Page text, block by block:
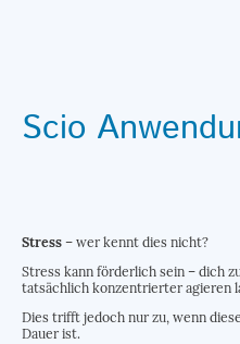
Scio
Stress – wer kennt dies nicht?
Stress kann förderlich sein – dich
tatsächlich konzentrierter agieren
Dies trifft jedoch nur zu, wenn
Dauer ist.